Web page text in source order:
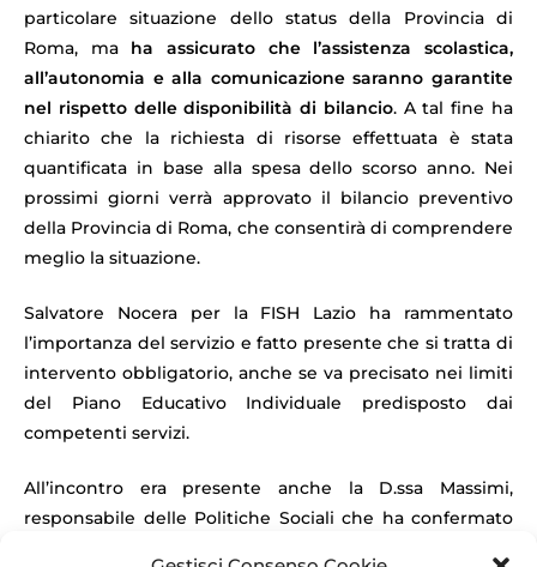
particolare situazione dello status della Provincia di
Roma, ma ha assicurato che l’assistenza scolastica,
all’autonomia e alla comunicazione saranno garantite
nel rispetto delle disponibilità di bilancio. A tal fine ha
chiarito che la richiesta di risorse effettuata è stata
quantificata in base alla spesa dello scorso anno. Nei
prossimi giorni verrà approvato il bilancio preventivo
della Provincia di Roma, che consentirà di comprendere
meglio la situazione.
Salvatore Nocera per la FISH Lazio ha rammentato
l’importanza del servizio e fatto presente che si tratta di
intervento obbligatorio, anche se va precisato nei limiti
del Piano Educativo Individuale predisposto dai
competenti servizi.
All’incontro era presente anche la D.ssa Massimi,
responsabile delle Politiche Sociali che ha confermato